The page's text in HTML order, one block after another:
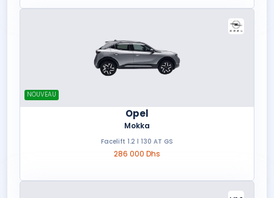
NOUVEAU
Opel
Mokka
Facelift 1.2 l 130 AT GS
286 000 Dhs